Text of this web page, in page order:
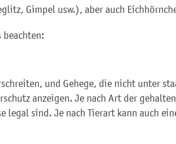
Gimpel usw.), aber auch
beachten:
und Gehege, die nicht unter
anzeigen. Je nach Art der
legal sind. Je nach Tierart kann auch